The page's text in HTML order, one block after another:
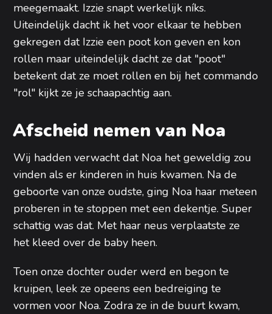
meegemaakt. Izzie snapt werkelijk níks.
Uiteindelijk dacht ik het voor elkaar te hebben
gekregen dat Izzie een poot kon geven en kon
rollen maar uiteindelijk dacht ze dat "poot"
betekent dat ze moet rollen en bij het commando
"rol" kijkt ze je schaapachtig aan.
Afscheid nemen van Noa
Wij hadden verwacht dat Noa het geweldig zou
vinden als er kinderen in huis kwamen. Na de
geboorte van onze oudste, ging Noa haar meteen
proberen in te stoppen met een dekentje. Super
schattig was dat. Met haar neus verplaatste ze
het kleed over de baby heen.
Toen onze dochter ouder werd en begon te
kruipen, leek ze opeens een bedreiging te
vormen voor Noa. Zodra ze in de buurt kwam,